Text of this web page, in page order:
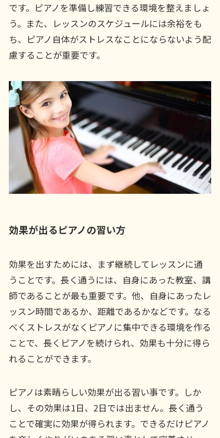
です。ピアノを準備し練習できる環境を整えましょ
う。また、レッスンのスケジュールには余裕をも
ち、ピアノ自体がストレスなことにならないよう配
慮することが重要です。
効果が出るピアノの習い方
効果を出すためには、まず継続してレッスンに通
うことです。長く通うには、自身にあった教室、講
師であることが最も重要です。他、自身にあったレ
ッスン時間であるか、距離であるかなどです。なる
べくストレスがなくピアノに集中できる環境を作る
ことで、長くピアノを続けられ、効果も十分に得ら
れることができます。
ピアノは素晴らしい効果が出る習い事です。しか
し、その効果は1日、2日では出ません。長く通う
ことで確実に効果が得られます。できるだけピアノ